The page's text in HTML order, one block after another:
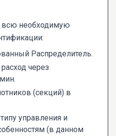
всю необходимую
Распределитель.
через
(секций) в
управления и
(в данном